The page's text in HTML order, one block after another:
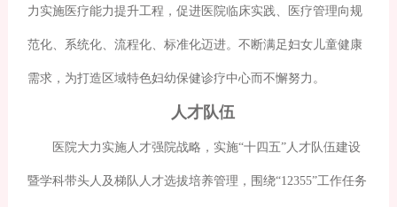
力实施医疗能力提升工程，促进医院临床实践、医疗管理向规
范化、系统化、流程化、标准化迈进。不断满足妇女儿童健康
需求，为打造区域特色妇幼保健诊疗中心而不懈努力。
人才队伍
医院大力实施人才强院战略，实施“十四五”人才队伍建设
暨学科带头人及梯队人才选拔培养管理，围绕“12355”工作任务